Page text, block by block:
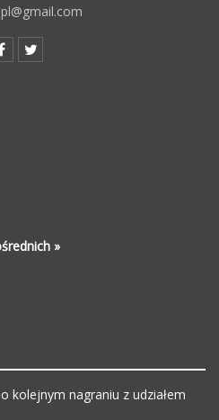
»
kolejnym nagraniu z udziałem